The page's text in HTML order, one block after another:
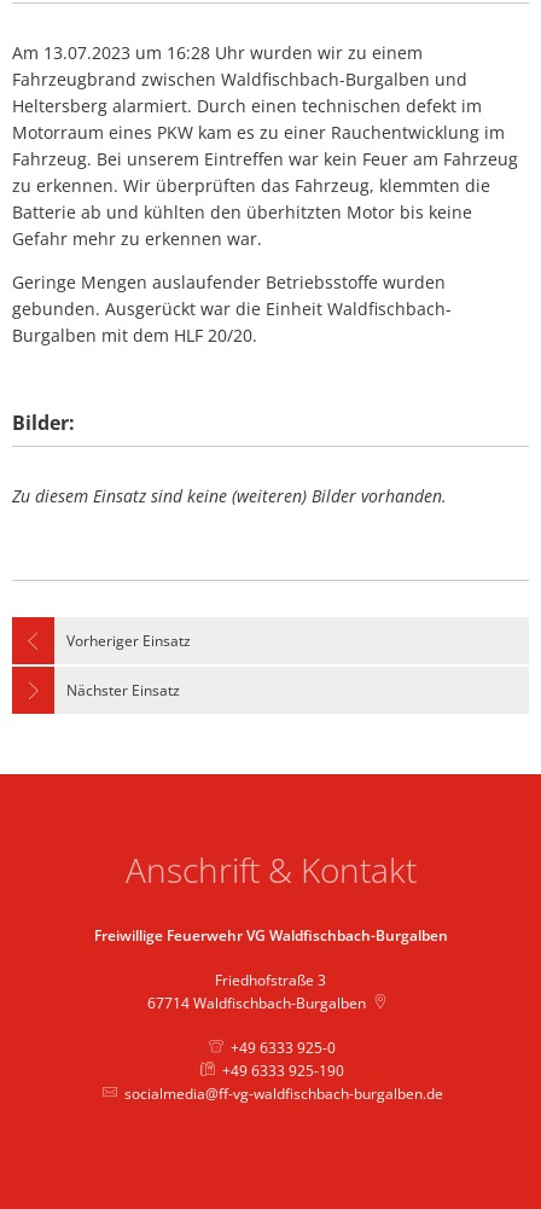
Am 13.07.2023 um 16:28 Uhr wurden wir zu einem
Fahrzeugbrand zwischen Waldfischbach-Burgalben und
Heltersberg alarmiert. Durch einen technischen defekt im
Motorraum eines PKW kam es zu einer Rauchentwicklung im
Fahrzeug. Bei unserem Eintreffen war kein Feuer am Fahrzeug
zu erkennen. Wir überprüften das Fahrzeug, klemmten die
Batterie ab und kühlten den überhitzten Motor bis keine
Gefahr mehr zu erkennen war.
Geringe Mengen auslaufender Betriebsstoffe wurden
gebunden. Ausgerückt war die Einheit Waldfischbach-
Burgalben mit dem HLF 20/20.
Bilder:
Zu diesem Einsatz sind keine (weiteren) Bilder vorhanden.
Vorheriger Einsatz
Nächster Einsatz
Anschrift & Kontakt
Freiwillige Feuerwehr VG Waldfischbach-Burgalben
Friedhofstraße 3
67714 Waldfischbach-Burgalben
+49 6333 925-0
+49 6333 925-190
socialmedia@ff-vg-waldfischbach-burgalben.de